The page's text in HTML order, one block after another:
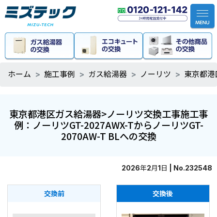
ホーム 施工事例 ガス給湯器 ノーリツ 東京都
東京都港区ガス給湯器>ノーリツ交換工事施工事
例：ノーリツGT-2027AWX-TからノーリツGT-
2070AW-T BLへの交換
2026年2月1日 | No.232548
交換前 交換後